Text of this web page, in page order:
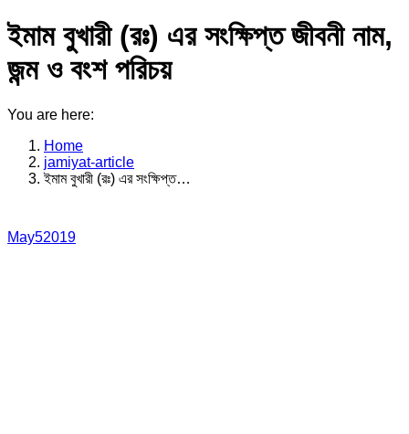
ইমাম বুখারী (রঃ) এর সংক্ষিপ্ত জীবনী নাম,
জন্ম ও বংশ পরিচয়
You are here:
Home
jamiyat-article
ইমাম বুখারী (রঃ) এর সংক্ষিপ্ত…
May52019